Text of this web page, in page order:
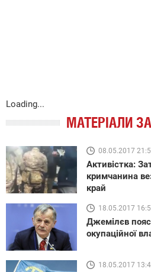
Loading...
МАТЕРІАЛИ
08.05.2017
Активістка:
кримчанина
край
18.05.2017
Джемілєв
окупаційної
18.05.2017